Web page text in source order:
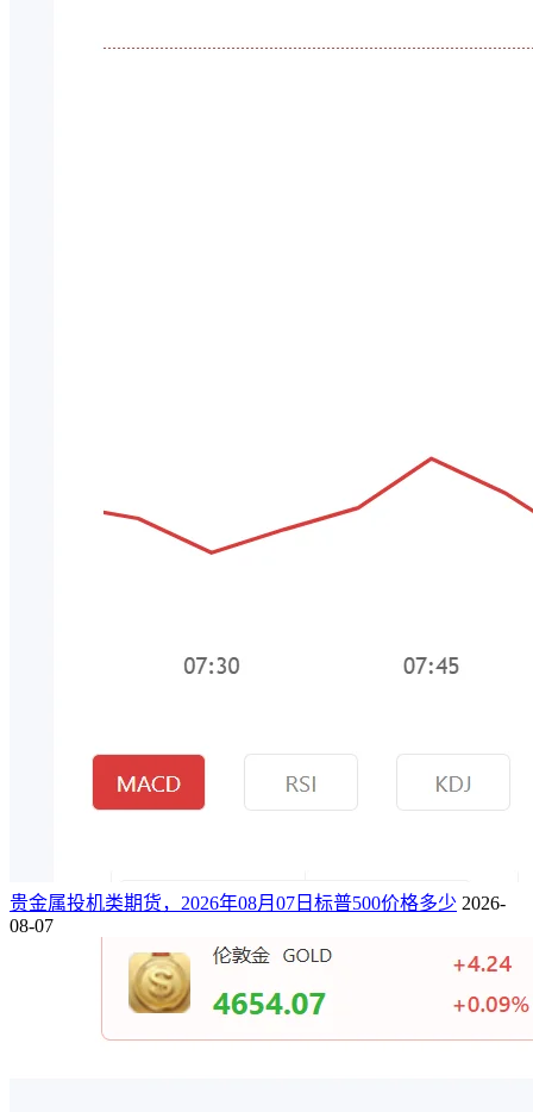
贵金属投机类期货，2026年08月07日标普500价格多少 2026-
08-07